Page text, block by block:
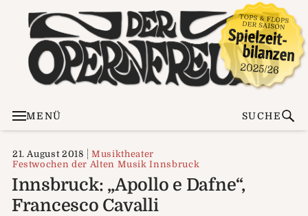
MENÜ SUCHE
21. August 2018
Musiktheater
Festwochen der Alten Musik Innsbruck
Innsbruck: „Apollo e Dafne“,
Francesco Cavalli